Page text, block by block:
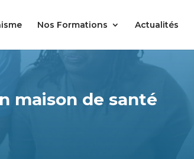
Nos Formations Actualités
maison de santé